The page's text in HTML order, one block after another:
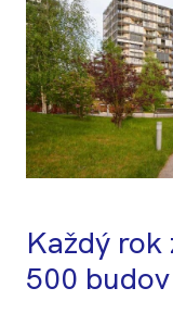
Každý rok
500